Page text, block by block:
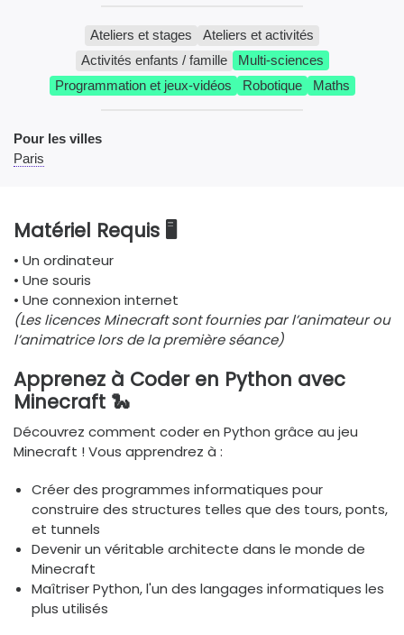
Ateliers et stages
Ateliers et activités
Activités enfants / famille
Multi-sciences
Programmation et jeux-vidéos
Robotique Maths
Pour les villes
Paris
Matériel Requis 🖥️
• Un ordinateur
• Une souris
• Une connexion internet
(Les licences Minecraft sont fournies par l’animateur ou
l’animatrice lors de la première séance)
Apprenez à Coder en Python avec
Minecraft 🐍
Découvrez comment coder en Python grâce au jeu
Minecraft ! Vous apprendrez à :
Créer des programmes informatiques pour
construire des structures telles que des tours, ponts,
et tunnels
Devenir un véritable architecte dans le monde de
Minecraft
Maîtriser Python, l'un des langages informatiques les
plus utilisés